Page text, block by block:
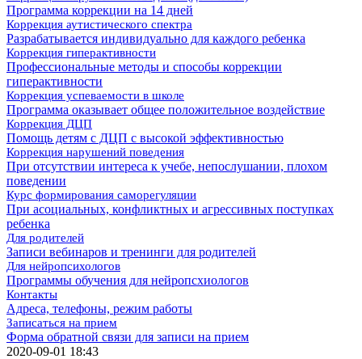
Программа коррекции на 14 дней
Коррекция аутистического спектра
Разрабатывается индивидуально для каждого ребенка
Коррекция гиперактивности
Профессиональные методы и способы коррекции
гиперактивности
Коррекция успеваемости в школе
Программа оказывает общее положительное воздействие
Коррекция ДЦП
Помощь детям с ДЦП с высокой эффективностью
Коррекция нарушений поведения
При отсутствии интереса к учебе, непослушании, плохом
поведении
Курс формирования саморегуляции
При асоциальных, конфликтных и агрессивных поступках
ребенка
Для родителей
Записи вебинаров и тренинги для родителей
Для нейропсихологов
Программы обучения для нейропсхиологов
Контакты
Адреса, телефоны, режим работы
Записаться на прием
Форма обратной связи для записи на прием
2020-09-01 18:43